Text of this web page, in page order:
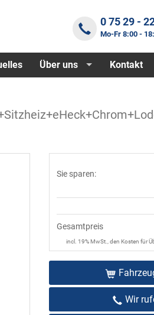
0 75 29 -
Mo-Fr 8:00 -
Über uns Kontakt
Sie sparen:
Gesamtpreis
incl. 19% MwSt., den Kosten für
Wir